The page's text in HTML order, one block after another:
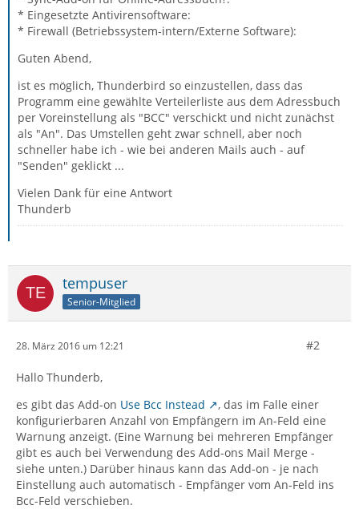
* Eingesetzte Antivirensoftware:
* Firewall (Betriebssystem-intern/Externe Software):
Guten Abend,
ist es möglich, Thunderbird so einzustellen, dass das
Programm eine gewählte Verteilerliste aus dem Adressbuch
per Voreinstellung als "BCC" verschickt und nicht zunächst
als "An". Das Umstellen geht zwar schnell, aber noch
schneller habe ich - wie bei anderen Mails auch - auf
"Senden" geklickt ...
Vielen Dank für eine Antwort
Thunderb
tempuser
Senior-Mitglied
28. März 2016 um 12:21 #2
Hallo Thunderb,
es gibt das Add-on Use Bcc Instead
, das im Falle einer
konfigurierbaren Anzahl von Empfängern im An-Feld eine
Warnung anzeigt. (Eine Warnung bei mehreren Empfänger
gibt es auch bei Verwendung des Add-ons Mail Merge -
siehe unten.) Darüber hinaus kann das Add-on - je nach
Einstellung auch automatisch - Empfänger vom An-Feld ins
Bcc-Feld verschieben.